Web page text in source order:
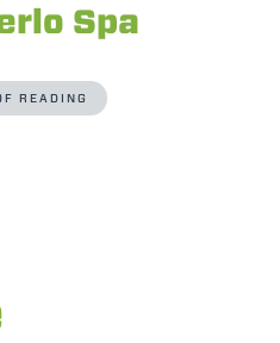
Spa
READING